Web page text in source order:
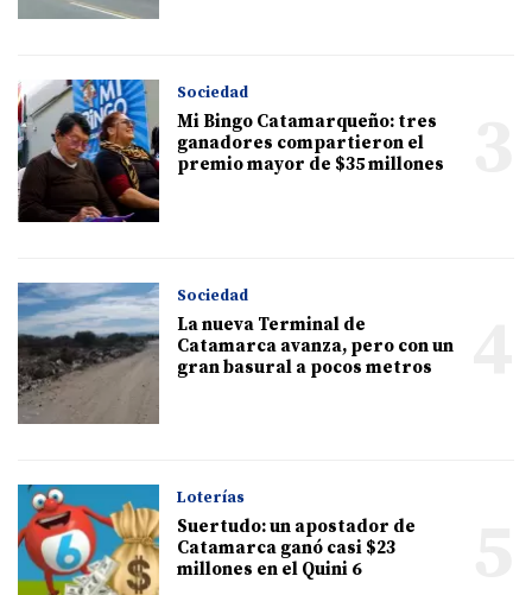
Sociedad
Mi Bingo Catamarqueño: tres
ganadores compartieron el
premio mayor de $35 millones
Sociedad
La nueva Terminal de
Catamarca avanza, pero con un
gran basural a pocos metros
Loterías
Suertudo: un apostador de
Catamarca ganó casi $23
millones en el Quini 6